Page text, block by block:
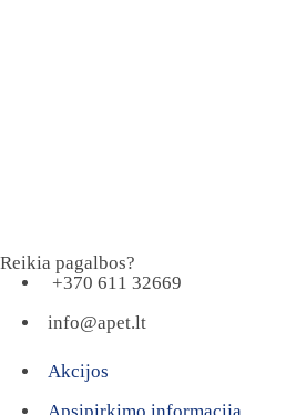
Reikia pagalbos?
+370 611 32669
info@apet.lt
Akcijos